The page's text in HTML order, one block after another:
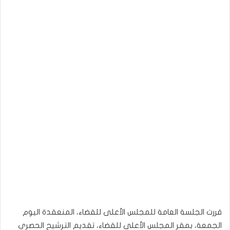
قررت الجلسة العامة للمجلس الأعلى للقضاء، المنعقدة اليوم
الجمعة، بمقر المجلس الأعلى للقضاء، تقديم الترشيح الحصري